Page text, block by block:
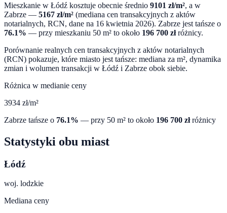
Mieszkanie w Łódź kosztuje obecnie średnio 9101 zł/m², a w
Zabrze — 5167 zł/m² (mediana cen transakcyjnych z aktów
notarialnych, RCN, dane na 16 kwietnia 2026). Zabrze jest tańsze o
76.1% — przy mieszkaniu 50 m² to około 196 700 złróżnicy.
Porównanie realnych cen transakcyjnych z aktów notarialnych
(RCN) pokazuje, które miasto jest tańsze: mediana za m², dynamika
zmian i wolumen transakcji w Łódź i Zabrze obok siebie.
Różnica w medianie ceny
3934 zł/m²
Zabrze tańsze o 76.1% — przy 50 m² to około 196 700 złróżnicy
Statystyki obu miast
Łódź
woj. lodzkie
Mediana ceny